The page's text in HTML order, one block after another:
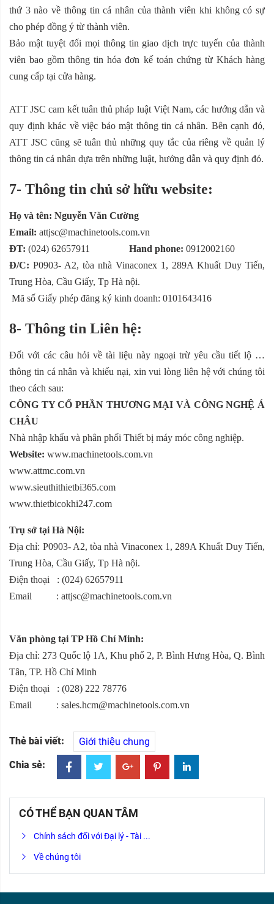
thứ 3 nào về thông tin cá nhân của thành viên khi không có sự
cho phép đồng ý từ thành viên.
Bảo mật tuyệt đối mọi thông tin giao dịch trực tuyến của thành
viên bao gồm thông tin hóa đơn kế toán chứng từ Khách hàng
cung cấp tại cửa hàng.
ATT JSC cam kết tuân thủ pháp luật Việt Nam, các hướng dẫn và
quy định khác về việc bảo mật thông tin cá nhân. Bên cạnh đó,
ATT JSC cũng sẽ tuân thủ những quy tắc của riêng về quản lý
thông tin cá nhân dựa trên những luật, hướng dẫn và quy định đó.
7- Thông tin chủ sở hữu website:
Họ và tên: Nguyễn Văn Cường
Email: attjsc@machinetools.com.vn
ĐT: (024) 62657911 Hand phone: 0912002160
Đ/C: P0903- A2, tòa nhà Vinaconex 1, 289A Khuất Duy Tiến,
Trung Hòa, Cầu Giấy, Tp Hà nội.
Mã số Giấy phép đăng ký kinh doanh: 0101643416
8- Thông tin Liên hệ:
Đối với các câu hỏi về tài liệu này ngoại trừ yêu cầu tiết lộ …
thông tin cá nhân và khiếu nại, xin vui lòng liên hệ với chúng tôi
theo cách sau:
CÔNG TY CỔ PHẦN THƯƠNG MẠI VÀ CÔNG NGHỆ Á
CHÂU
Nhà nhập khẩu và phân phối Thiết bị máy móc công nghiệp.
Website: www.machinetools.com.vn
www.attmc.com.vn
www.sieuthithietbi365.com
www.thietbicokhi247.com
Trụ sở tại Hà Nội:
Địa chỉ: P0903- A2, tòa nhà Vinaconex 1, 289A Khuất Duy Tiến,
Trung Hòa, Cầu Giấy, Tp Hà nội.
Điện thoại : (024) 62657911
Email : attjsc@machinetools.com.vn
Văn phòng tại TP Hồ Chí Minh:
Địa chỉ: 273 Quốc lộ 1A, Khu phố 2, P. Bình Hưng Hòa, Q. Bình
Tân, TP. Hồ Chí Minh
Điện thoại : (028) 222 78776
Email : sales.hcm@machinetools.com.vn
Thẻ bài viết:
Giới thiệu chung
Chia sẻ:
CÓ THỂ BẠN QUAN TÂM
Chính sách đối với Đại lý - Tài ...
Về chúng tôi